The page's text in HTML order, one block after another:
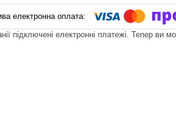
підключені електронні платежі. Тепер ви